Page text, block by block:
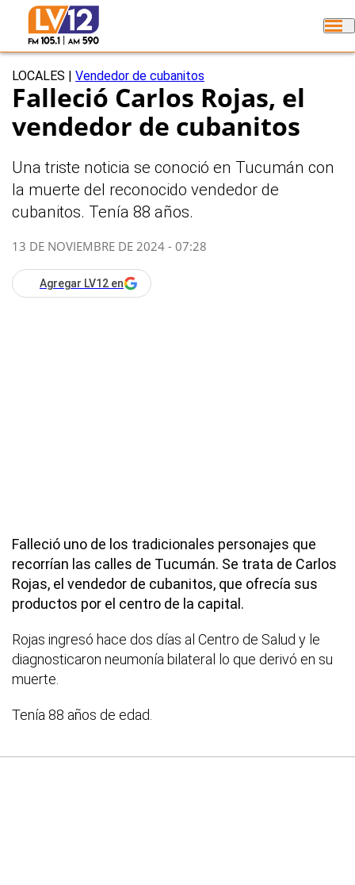
LOCALES Vendedor de cubanitos
Falleció Carlos Rojas, el
vendedor de cubanitos
Una triste noticia se conoció en Tucumán con
la muerte del reconocido vendedor de
cubanitos. Tenía 88 años.
13 DE NOVIEMBRE DE 2024 - 07:28
Agregar LV12 en
Falleció uno de los tradicionales personajes que
recorrían las calles de Tucumán. Se trata de Carlos
Rojas, el vendedor de cubanitos, que ofrecía sus
productos por el centro de la capital.
Rojas ingresó hace dos días al Centro de Salud y le
diagnosticaron neumonía bilateral lo que derivó en su
muerte.
Tenía 88 años de edad.